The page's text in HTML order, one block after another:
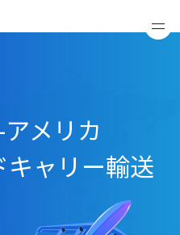
メリカ
ャリー輸送